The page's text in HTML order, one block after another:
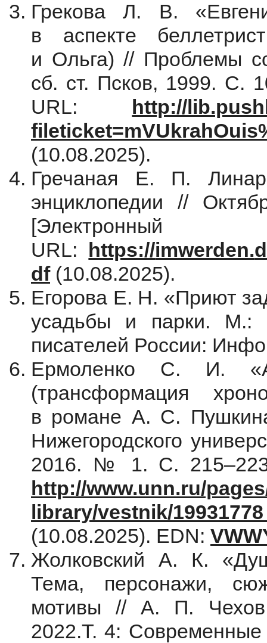
Грекова Л. В.
в аспекте
и Ольга) // Проблемы
сб. ст. Псков, 1999. С.
URL:
http://
(10.08.2025).
Гречаная Е. П.
энциклопедии //
URL:
https://imwerden.
df(10.08.2025).
Егорова Е. Н. «Приют
усадьбы и парки. М.:
писателей России:
Ермоленко С. И.
(трансформация
в романе А. С.
Нижегородского
2016. № 1. С. 215–223
http://www.unn.ru/
library/vestnik/
(10.08.2025). EDN:
Жолковский А. К.
Тема, персонажи,
мотивы // А. П.
2022.Т. 4: Современные